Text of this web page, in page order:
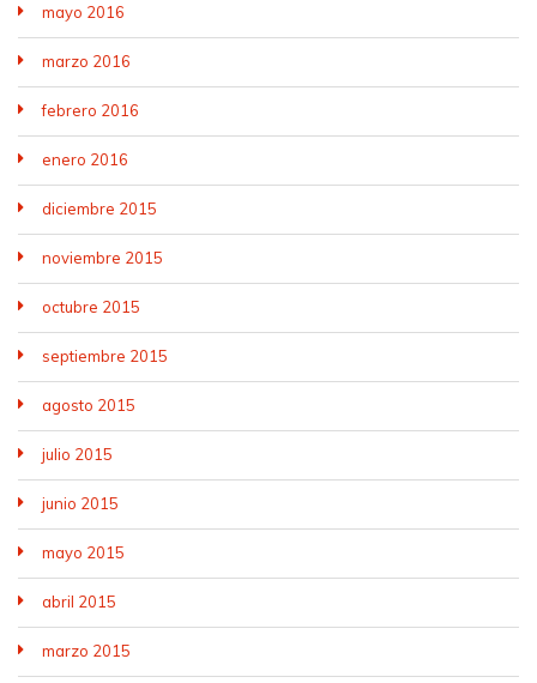
mayo 2016
marzo 2016
febrero 2016
enero 2016
diciembre 2015
noviembre 2015
octubre 2015
septiembre 2015
agosto 2015
julio 2015
junio 2015
mayo 2015
abril 2015
marzo 2015